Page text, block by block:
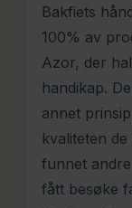
Bakfiets
100% av
Azor, der
handikap.
annet
kvaliteten
funnet
fått besøke